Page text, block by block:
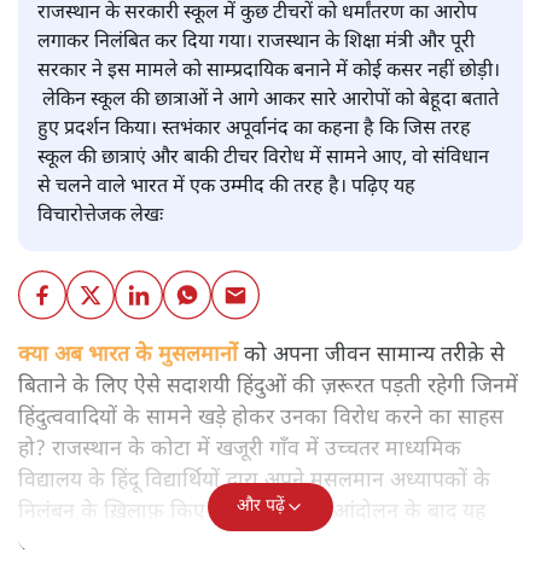
राजस्थान के सरकारी स्कूल में कुछ टीचरों को धर्मांतरण का आरोप
लगाकर निलंबित कर दिया गया। राजस्थान के शिक्षा मंत्री और पूरी
सरकार ने इस मामले को साम्प्रदायिक बनाने में कोई कसर नहीं छोड़ी।
लेकिन स्कूल की छात्राओं ने आगे आकर सारे आरोपों को बेहूदा बताते
हुए प्रदर्शन किया। स्तभंकार अपूर्वानंद का कहना है कि जिस तरह
स्कूल की छात्राएं और बाकी टीचर विरोध में सामने आए, वो संविधान
से चलने वाले भारत में एक उम्मीद की तरह है। पढ़िए यह
विचारोत्तेजक लेखः
क्या अब भारत के मुसलमानोंको अपना जीवन सामान्य तरीक़े से
बिताने के लिए ऐसे सदाशयी हिंदुओं की ज़रूरत पड़ती रहेगी जिनमें
हिंदुत्ववादियों के सामने खड़े होकर उनका विरोध करने का साहस
हो? राजस्थान के कोटा में खजूरी गाँव में उच्चतर माध्यमिक
विद्यालय के हिंदू विद्यार्थियों द्वारा अपने मुसलमान अध्यापकों के
निलंबन के ख़िलाफ़ किए गए प्रदर्शन और आंदोलन के बाद यह
सवाल मन में उठा।
और पढ़ें